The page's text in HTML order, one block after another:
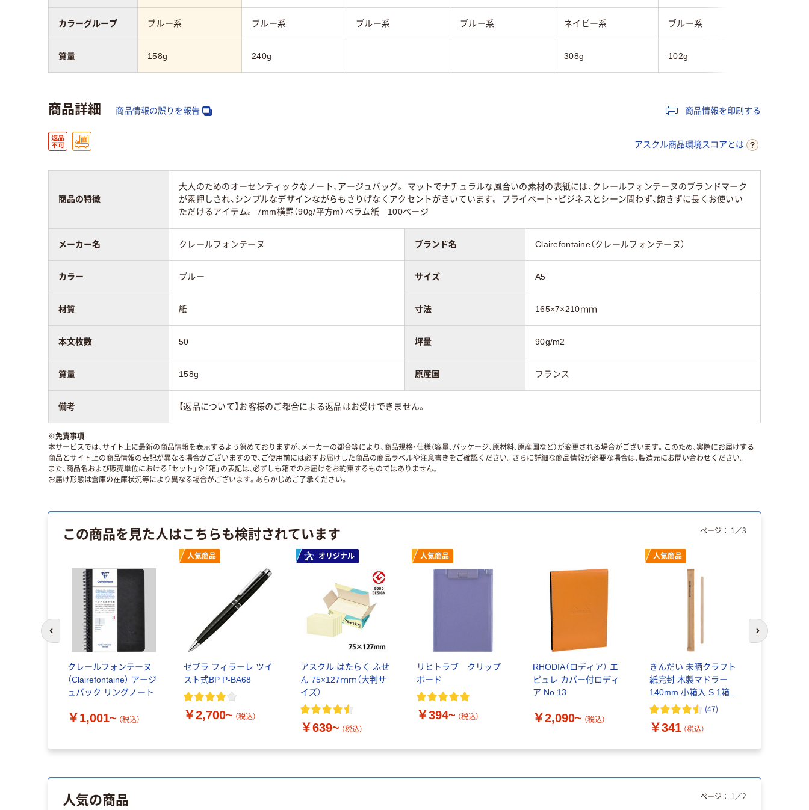
ブルー系 ブルー系 ブルー系 ブルー系 ネイビー系 ブルー系
158g 240g 308g 102g
カラーグループ
質量
商品詳細 商品情報の誤りを報告 商品情報を印刷する
アスクル商品環境スコアとは
商品の特徴
大人のためのオーセンティックなノート、アージュバッグ。 マットでナチュラルな風合いの素材の表紙には、クレールフォンテーヌのブランドマーク
が素押しされ、シンプルなデザインながらもさりげなくアクセントがきいています。 プライベート・ビジネスとシーン問わず、飽きずに長くお使いい
ただけるアイテム。 7mm横罫（90g/平方m）ベラム紙 100ページ
メーカー名 クレールフォンテーヌ ブランド名 Clairefontaine（クレールフォンテーヌ）
カラー ブルー サイズ A5
材質 紙 寸法 165×7×210ｍｍ
本文枚数 50 坪量 90g/m2
質量 158g 原産国 フランス
備考 【返品について】お客様のご都合による返品はお受けできません。
※免責事項
本サービスでは、サイト上に最新の商品情報を表示するよう努めておりますが、メーカーの都合等により、商品規格・仕様（容量、パッケージ、原材料、原産国など）が変更される場合がございます。このため、実際にお届けする
商品とサイト上の商品情報の表記が異なる場合がございますので、ご使用前には必ずお届けした商品の商品ラベルや注意書きをご確認ください。さらに詳細な商品情報が必要な場合は、製造元にお問い合わせください。
また、商品名および販売単位における「セット」や「箱」の表記は、必ずしも箱でのお届けをお約束するものではありません。
お届け形態は倉庫の在庫状況等により異なる場合がございます。あらかじめご了承ください。
この商品を見た人はこちらも検討されています
クレールフォンテーヌ
（Clairefontaine） アージ
ュバック リングノート
￥1,001~ （税込）
人気商品
ゼブラ フィラーレ ツイ
スト式BP P-BA68
￥2,700~ （税込）
オリジナル
アスクル はたらく ふせ
ん 75×127ｍｍ（大判サ
イズ）
￥639~ （税込）
人気商品
リヒトラブ クリップ
ボード
￥394~ （税込）
RHODIA（ロディア） エ
ピュレ カバー付ロディ
ア No.13
￥2,090~ （税込）
人気商品
きんだい 未晒クラフト
紙完封 木製マドラー
140mm 小箱入 S 1箱
（100本入）
(47)
￥341 （税込）
ページ： 1 ／3
前のスライドへ 次のスライド
人気の商品 ページ： 1 ／2